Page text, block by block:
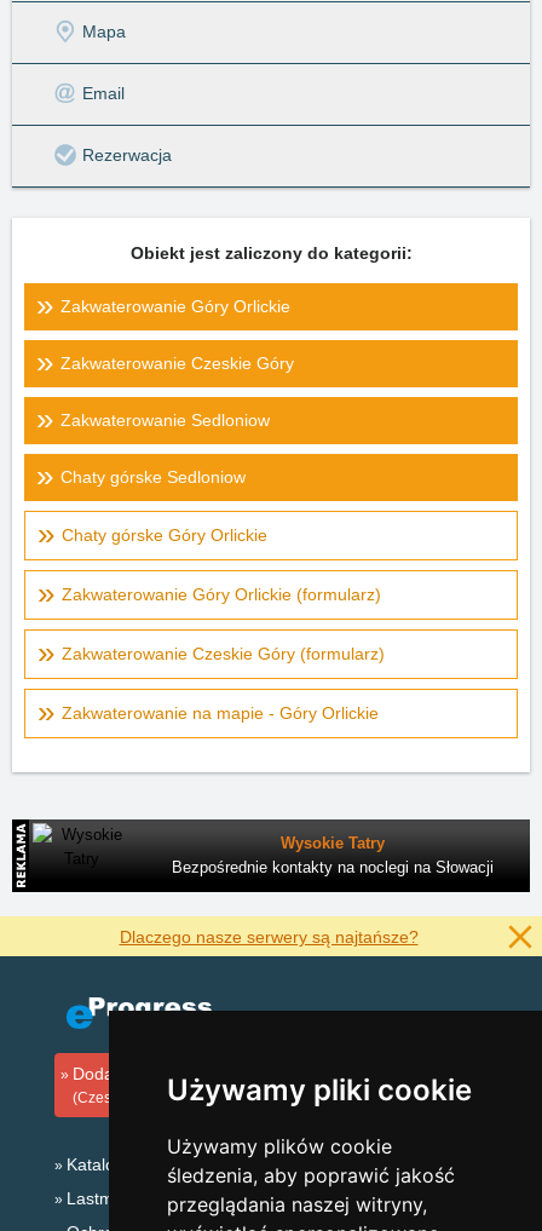
Używamy pliki cookie
Używamy plików cookie
śledzenia, aby poprawić jakość
przeglądania naszej witryny,
Mapa
Email
Rezerwacja
Obiekt jest zaliczony do kategorii:
Zakwaterowanie Góry Orlickie
Zakwaterowanie Czeskie Góry
Zakwaterowanie Sedloniow
Chaty górske Sedloniow
Chaty górske Góry Orlickie
Zakwaterowanie Góry Orlickie (formularz)
Zakwaterowanie Czeskie Góry (formularz)
Zakwaterowanie na mapie - Góry Orlickie
Wysokie Tatry
Bezpośrednie kontakty na noclegi na Słowacji
Dlaczego nasze serwery są najtańsze?
Dodaj zakwaterowanie
(Czeski)
Katalog zakwaterowania
Lastminute Góry Orlickie